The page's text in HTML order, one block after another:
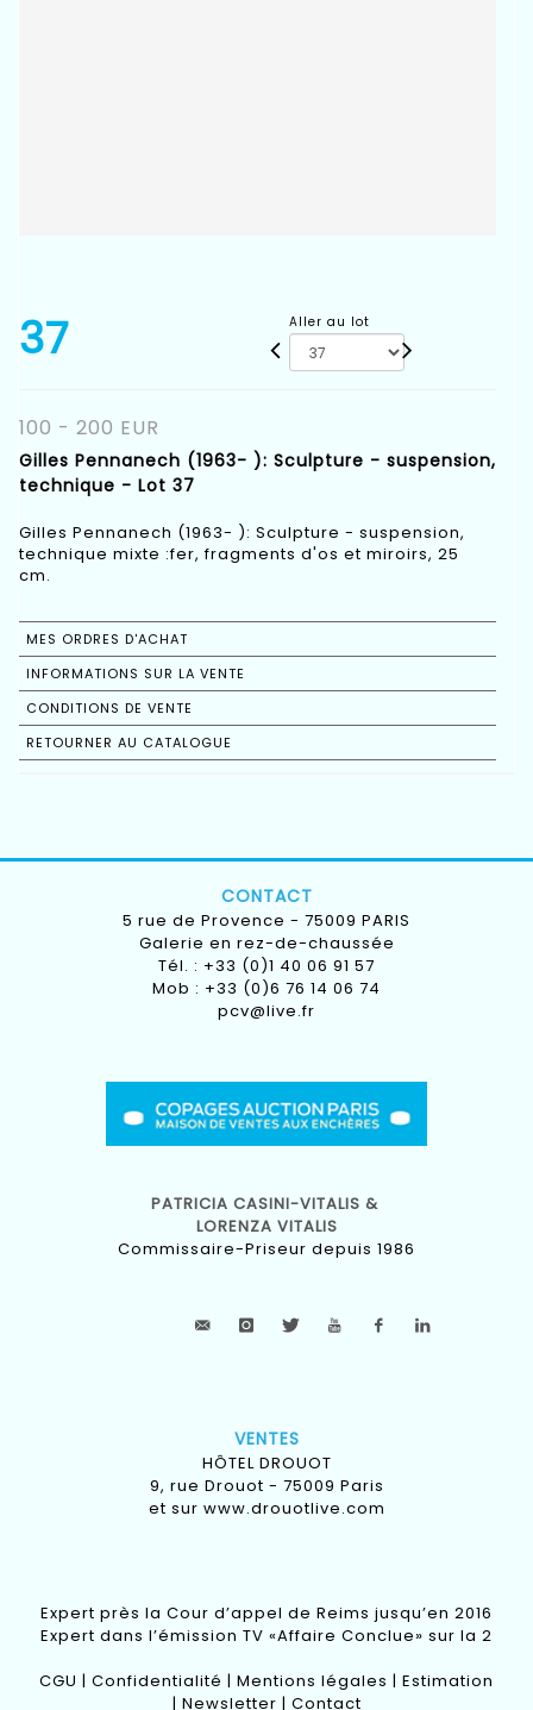
37 Aller au lot
100 - 200 EUR
Gilles Pennanech (1963- ): Sculpture - suspension,
technique - Lot 37
Gilles Pennanech (1963- ): Sculpture - suspension,
technique mixte :fer, fragments d'os et miroirs, 25
cm.
MES ORDRES D'ACHAT
INFORMATIONS SUR LA VENTE
CONDITIONS DE VENTE
RETOURNER AU CATALOGUE
CONTACT
5 rue de Provence - 75009 PARIS
Galerie en rez-de-chaussée
Tél. : +33 (0)1 40 06 91 57
Mob : +33 (0)6 76 14 06 74
pcv@live.fr
PATRICIA CASINI-VITALIS &
LORENZA VITALIS
Commissaire-Priseur depuis 1986
VENTES
HÔTEL DROUOT
9, rue Drouot - 75009 Paris
et sur www.drouotlive.com
Expert près la Cour d’appel de Reims jusqu’en 2016
Expert dans l’émission TV «Affaire Conclue» sur la 2
CGU | Confidentialité | Mentions légales | Estimation
| Newsletter | Contact